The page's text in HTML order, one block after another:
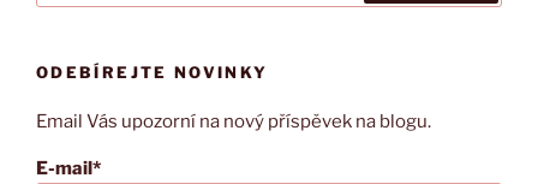
(GT-
ODEBÍREJTE NOVINKY
Email Vás upozorní na nový příspěvek na blogu.
E-mail*